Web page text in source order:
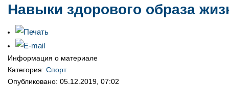
Навыки здорового образа
Информация о материале
Категория: Спорт
Опубликовано: 05.12.2019, 07:02